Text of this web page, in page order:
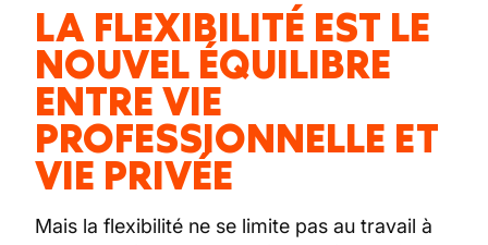
LA FLEXIBILITÉ EST LE
NOUVEL ÉQUILIBRE
ENTRE VIE
PROFESSIONNELLE ET
VIE PRIVÉE
Mais la flexibilité ne se limite pas au travail à